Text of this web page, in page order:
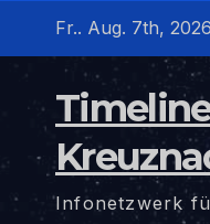
Fr.. Aug. 7th, 2026
Infonetzwerk